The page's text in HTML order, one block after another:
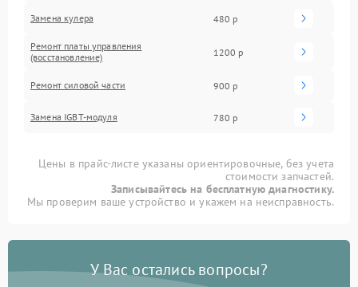
Замена кулера 480 р
Ремонт платы управления
(восстановление)
1200 р
Ремонт силовой части 900 р
Замена IGBT-модуля 780 р
Цены в прайс-листе указаны ориентировочные, без учета
стоимости запчастей.
Записывайтесь на бесплатную диагностику.
Мы проверим ваше устройство и укажем на неисправность.
У Вас остались вопросы?